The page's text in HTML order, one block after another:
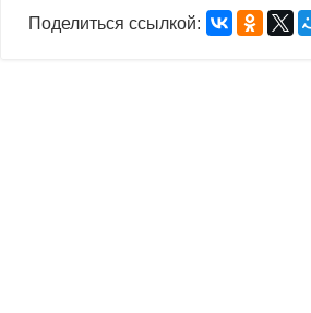
Поделиться ссылкой: